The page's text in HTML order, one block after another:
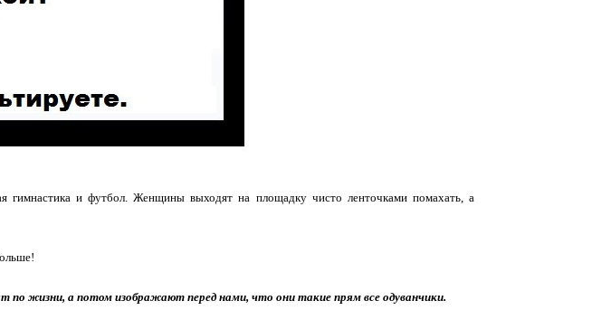
и футбол. Женщины выходят на площадку чисто ленточками помахать, а
по жизни, а потом изображают перед нами, что они такие прям все одуванчики.